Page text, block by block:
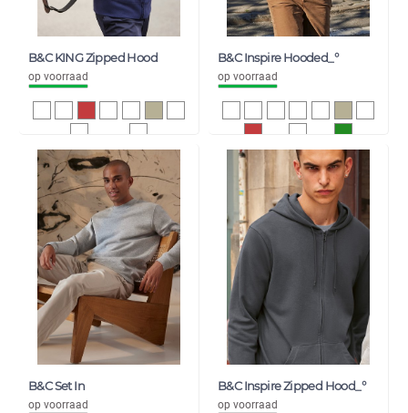
B&C KING Zipped Hood
op voorraad
25,93
31,38
B&C Inspire Hooded_°
op voorraad
16,76
20,28
B&C Set In
op voorraad
B&C Inspire Zipped Hood_°
op voorraad